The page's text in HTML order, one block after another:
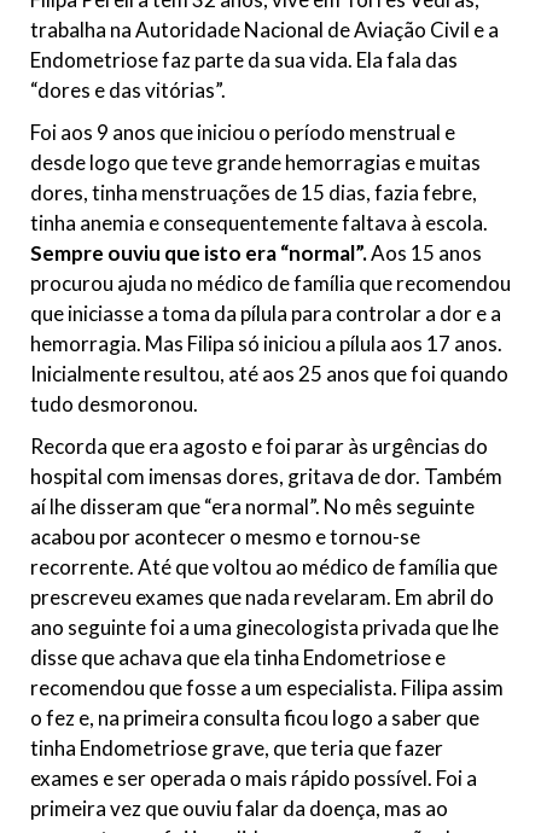
trabalha na Autoridade Nacional de Aviação Civil e a
Endometriose faz parte da sua vida. Ela fala das
“dores e das vitórias”.
Foi aos 9 anos que iniciou o período menstrual e
desde logo que teve grande hemorragias e muitas
dores, tinha menstruações de 15 dias, fazia febre,
tinha anemia e consequentemente faltava à escola.
Sempre ouviu que isto era “normal”.Aos 15 anos
procurou ajuda no médico de família que recomendou
que iniciasse a toma da pílula para controlar a dor e a
hemorragia. Mas Filipa só iniciou a pílula aos 17 anos.
Inicialmente resultou, até aos 25 anos que foi quando
tudo desmoronou.
Recorda que era agosto e foi parar às urgências do
hospital com imensas dores, gritava de dor. Também
aí lhe disseram que “era normal”. No mês seguinte
acabou por acontecer o mesmo e tornou-se
recorrente. Até que voltou ao médico de família que
prescreveu exames que nada revelaram. Em abril do
ano seguinte foi a uma ginecologista privada que lhe
disse que achava que ela tinha Endometriose e
recomendou que fosse a um especialista. Filipa assim
o fez e, na primeira consulta ficou logo a saber que
tinha Endometriose grave, que teria que fazer
exames e ser operada o mais rápido possível. Foi a
primeira vez que ouviu falar da doença, mas ao